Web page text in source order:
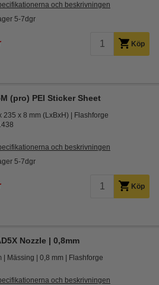
och beskrivningen
5-7dgr
Köp
(pro) PEI Sticker Sheet
235 x 8 mm (LxBxH)
Flashforge
och beskrivningen
5-7dgr
Köp
Nozzle | 0,8mm
Mässing 0,8 mm Flashforge
och beskrivningen